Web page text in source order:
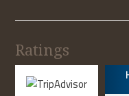
Ratings